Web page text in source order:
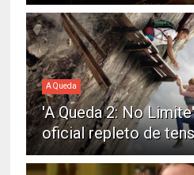
A Queda
'A Queda 2: No
oficial repleto de